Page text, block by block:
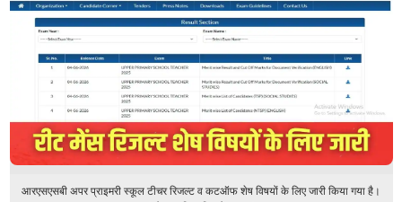
आरएसएसबी अपर प्राइमरी स्कूल टीचर रिजल्ट व कटऑफ शेष विषयों के लिए जारी किया गया है।